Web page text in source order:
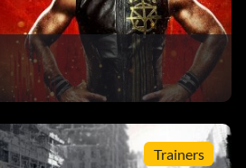
Trainers